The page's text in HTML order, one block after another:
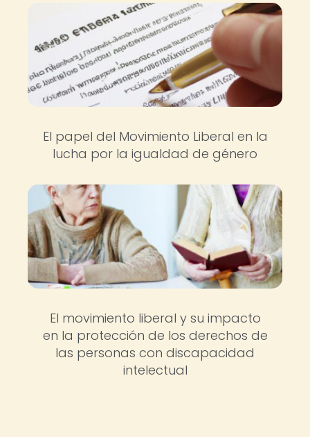
El papel del Movimiento Liberal en la
lucha por la igualdad de género
El movimiento liberal y su impacto
en la protección de los derechos de
las personas con discapacidad
intelectual